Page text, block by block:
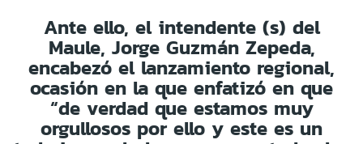
Ante ello, el intendente (s) del
Maule, Jorge Guzmán Zepeda,
encabezó el lanzamiento regional,
ocasión en la que enfatizó en que
“de verdad que estamos muy
orgullosos por ello y este es un